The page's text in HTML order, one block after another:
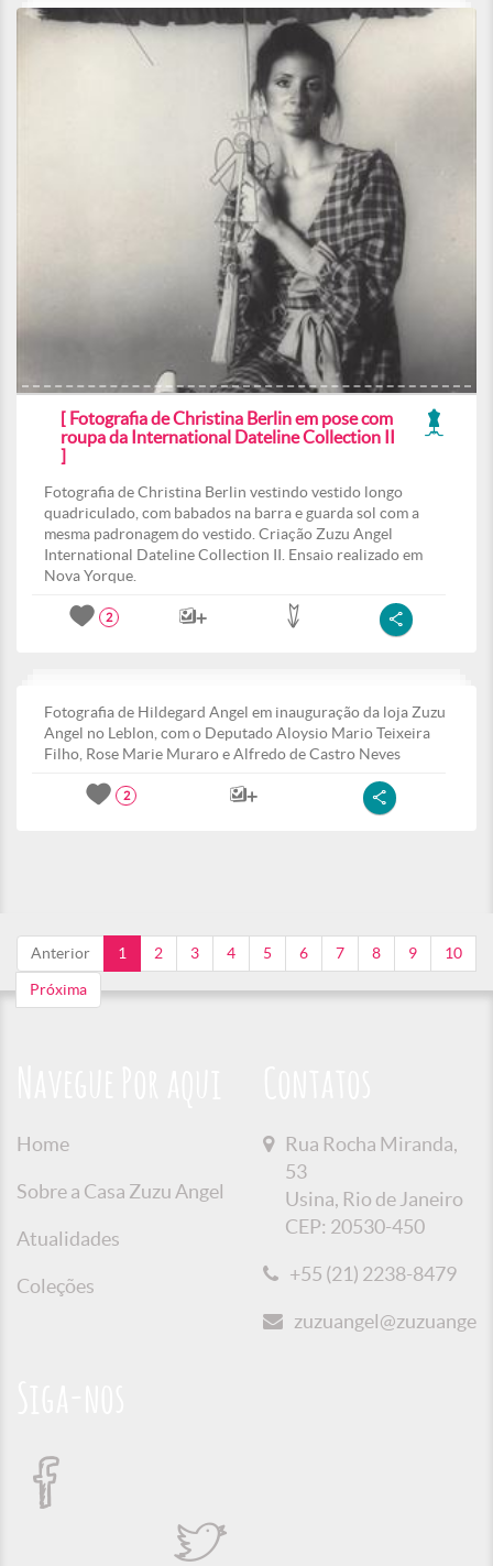
[ Fotografia de Christina Berlin em pose com
roupa da International Dateline Collection II
]
Fotografia de Christina Berlin vestindo vestido longo
quadriculado, com babados na barra e guarda sol com a
mesma padronagem do vestido. Criação Zuzu Angel
International Dateline Collection II. Ensaio realizado em
Nova Yorque.
2
Fotografia de Hildegard Angel em inauguração da loja Zuzu
Angel no Leblon, com o Deputado Aloysio Mario Teixeira
Filho, Rose Marie Muraro e Alfredo de Castro Neves
2
Anterior 1 2 3 4 5 6 7 8 9 10
Próxima
Home
Sobre a Casa Zuzu Angel
Atualidades
Coleções
Rua Rocha Miranda,
53
Usina, Rio de Janeiro
CEP: 20530-450
+55 (21) 2238-8479